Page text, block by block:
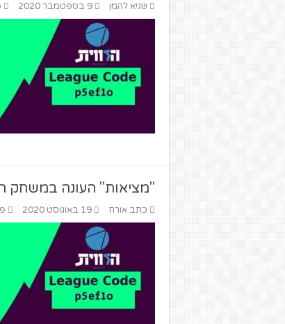
שגיא להמן 9 בספטמבר 2020
"מציאות" העונה במשחק
כתב אורח 19 באוגוסט 2020